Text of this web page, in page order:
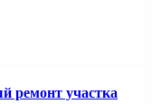
ремонт участка